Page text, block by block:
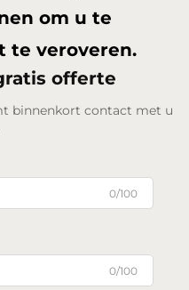
om u te
te veroveren.
offerte
binnenkort contact met u
0/100
0/100